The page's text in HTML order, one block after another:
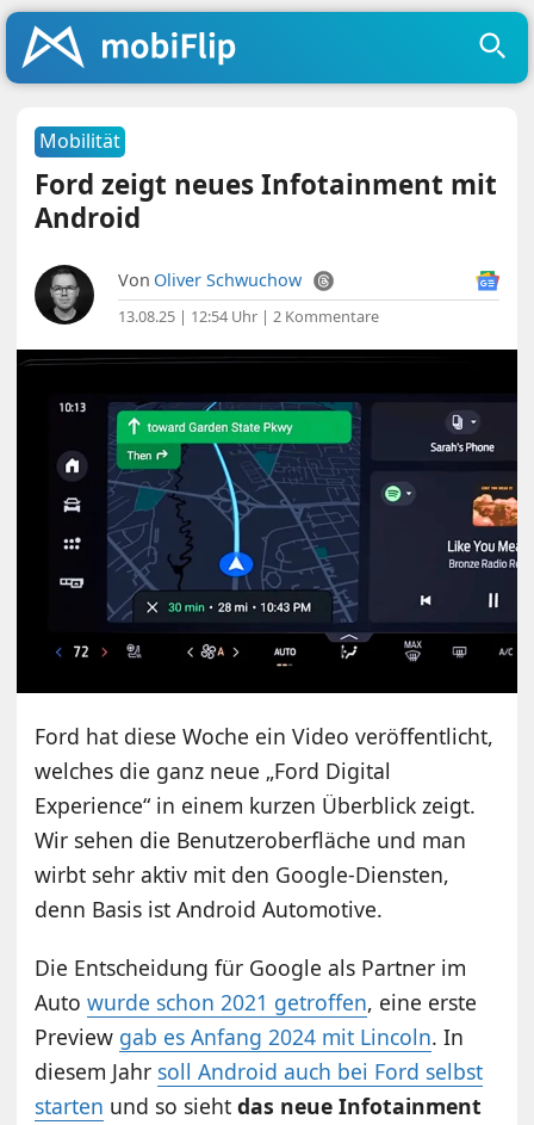
Mobilität
Ford zeigt neues Infotainment mit
Android
Von Oliver Schwuchow
13.08.25 | 12:54 Uhr |2 Kommentare
Ford hat diese Woche ein Video veröffentlicht,
welches die ganz neue „Ford Digital
Experience“ in einem kurzen Überblick zeigt.
Wir sehen die Benutzeroberfläche und man
wirbt sehr aktiv mit den Google-Diensten,
denn Basis ist Android Automotive.
Die Entscheidung für Google als Partner im
Autowurde schon 2021 getroffen, eine erste
Preview gab es Anfang 2024 mit Lincoln. In
diesem Jahr soll Android auch bei Ford selbst
starten und so siehtdas neue Infotainment